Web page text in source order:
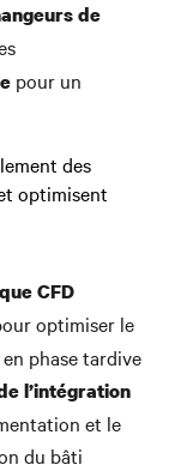
de
pour un
des
optimisent
CFD
optimiser le
phase tardive
l’intégration
et le
du bâti